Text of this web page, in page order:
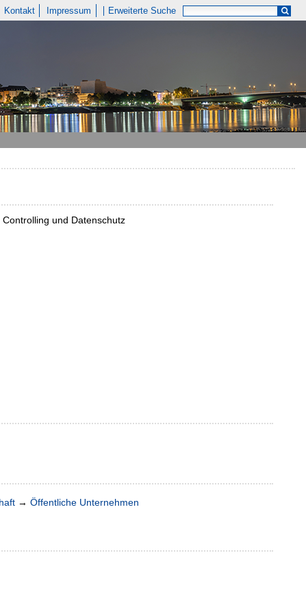
Kontakt Impressum Erweiterte Suche
und Datenschutz
→ Öffentliche Unternehmen